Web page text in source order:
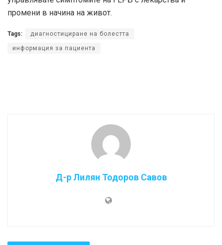
промени в начина на живот.
Tags: диагностициране на болестта
информация за пациента
Д-р Лилян Тодоров Савов